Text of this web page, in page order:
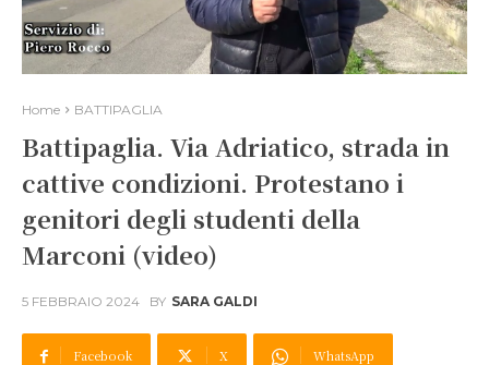
Home BATTIPAGLIA
Battipaglia. Via Adriatico, strada in
cattive condizioni. Protestano i
genitori degli studenti della
Marconi (video)
5 FEBBRAIO 2024 BY SARA GALDI
Facebook X WhatsApp